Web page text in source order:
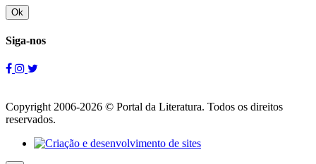
Ok
Siga-nos
Copyright 2006-2026 © Portal da Literatura. Todos os direitos
reservados.